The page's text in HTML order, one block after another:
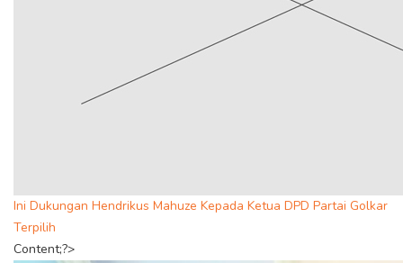
Ini Dukungan Hendrikus Mahuze Kepada Ketua DPD Partai Golkar
Terpilih
Content;?>